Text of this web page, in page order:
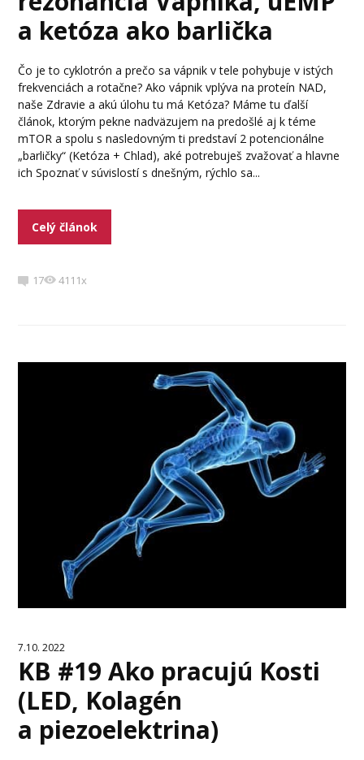
a ketóza ako barlička
Čo je to cyklotrón a prečo sa vápnik v tele pohybuje v istých
frekvenciách a rotačne? Ako vápnik vplýva na proteín NAD,
naše Zdravie a akú úlohu tu má Ketóza? Máme tu ďalší
článok, ktorým pekne nadväzujem na predošlé aj k téme
mTOR a spolu s nasledovným ti predstaví 2 potencionálne
„barličky“ (Ketóza + Chlad), aké potrebuješ zvažovať a hlavne
ich Spoznať v súvislostí s dnešným, rýchlo sa...
Celý článok
17 4111x
7.10. 2022
KB #19 Ako pracujú Kosti
(LED, Kolagén
a piezoelektrina)